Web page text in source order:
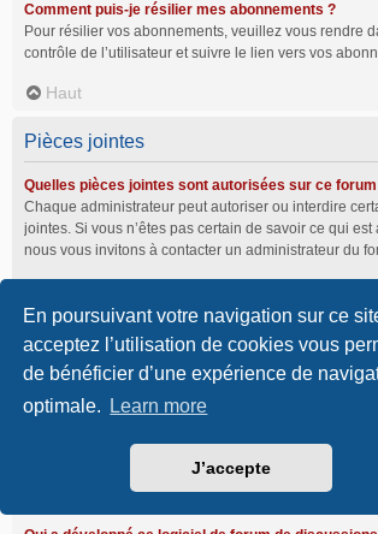
En poursuivant votre navigation sur ce
acceptez l’utilisation de cookies vous
de bénéficier d’une expérience de
optimale.
Learn more
J’accepte
Comment puis-je résilier mes abonnements ?
Pour résilier vos abonnements, veuillez vous rendre
contrôle de l’utilisateur et suivre le lien vers vos
Haut
Pièces jointes
Quelles pièces jointes sont autorisées sur ce
Chaque administrateur peut autoriser ou interdire
jointes. Si vous n’êtes pas certain de savoir ce qui
nous vous invitons à contacter un administrateur du
Comment puis-je retrouver toutes mes pièces
Pour retrouver la liste des pièces jointes que vous
veuillez vous rendre dans le panneau de contrôle de
les liens vers la section des pièces jointes.
À propos de phpBB